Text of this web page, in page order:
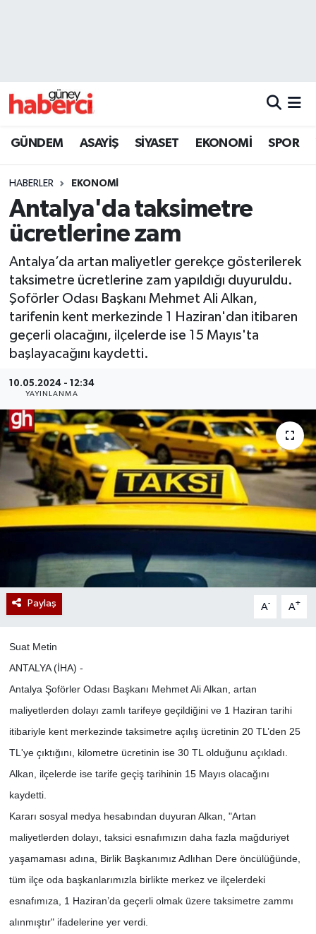
GÜNDEM ASAYİŞ SİYASET EKONOMİ SPOR
HABERLER EKONOMİ
Antalya'da taksimetre
ücretlerine zam
Antalya’da artan maliyetler gerekçe gösterilerek
taksimetre ücretlerine zam yapıldığı duyuruldu.
Şoförler Odası Başkanı Mehmet Ali Alkan,
tarifenin kent merkezinde 1 Haziran'dan itibaren
geçerli olacağını, ilçelerde ise 15 Mayıs'ta
başlayacağını kaydetti.
10.05.2024 - 12:34
YAYINLANMA
Paylaş A- A+
Suat Metin
ANTALYA (İHA) -
Antalya Şoförler Odası Başkanı Mehmet Ali Alkan, artan
maliyetlerden dolayı zamlı tarifeye geçildiğini ve 1 Haziran tarihi
itibariyle kent merkezinde taksimetre açılış ücretinin 20 TL’den 25
TL'ye çıktığını, kilometre ücretinin ise 30 TL olduğunu açıkladı.
Alkan, ilçelerde ise tarife geçiş tarihinin 15 Mayıs olacağını
kaydetti.
Kararı sosyal medya hesabından duyuran Alkan, "Artan
maliyetlerden dolayı, taksici esnafımızın daha fazla mağduriyet
yaşamaması adına, Birlik Başkanımız Adlıhan Dere öncülüğünde,
tüm ilçe oda başkanlarımızla birlikte merkez ve ilçelerdeki
esnafımıza, 1 Haziran’da geçerli olmak üzere taksimetre zammı
alınmıştır" ifadelerine yer verdi.
Beyoğlu Trafik Yoğunluk Haritası
Son Dakika Haberleri
Haber Arşivi